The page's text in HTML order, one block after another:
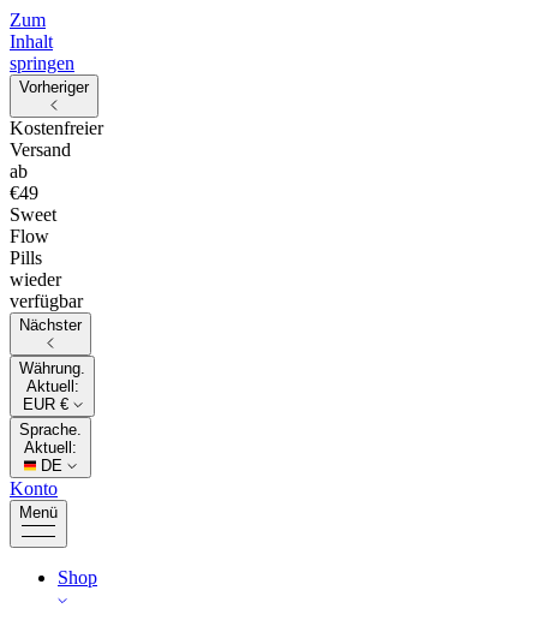
Zum
Inhalt
springen
Vorheriger
Kostenfreier
Versand
ab
€49
Sweet
Flow
Pills
wieder
verfügbar
Nächster
Währung.
Aktuell:
EUR €
Sprache.
Aktuell:
DE
Konto
Menü
Shop